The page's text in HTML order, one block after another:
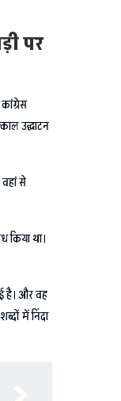
पर
उद्घाटन
वहां से
किया था।
है। और वह
में निंदा